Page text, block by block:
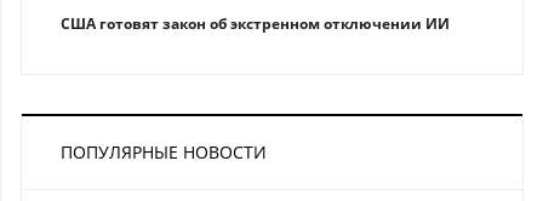
США готовят закон об экстренном отключении ИИ
ПОПУЛЯРНЫЕ НОВОСТИ